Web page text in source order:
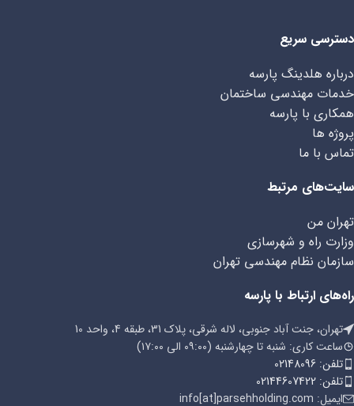
دسترسی سریع
درباره هلدینگ پارسه
خدمات مهندسی ساختمان
همکاری با پارسه
پروژه ها
تماس با ما
سایت‌های مرتبط
تهران من
وزارت راه و شهرسازی
سازمان نظام مهندسی تهران
راه‌های ارتباط با پارسه
تهران، جنت آباد جنوبی، لاله شرقی، پلاک 31، طبقه 4، واحد 10
ساعت کاری: شنبه تا چهارشنبه (۰۹:۰۰ الی ۱۷:۰۰)
تلفن: 02148096
تلفن: 02144607422
ایمیل: info[at]parsehholding.com